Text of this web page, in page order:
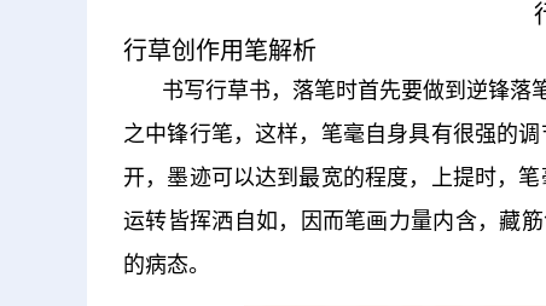
行草创作用笔解析
书写行草书，落笔时首先要做到逆锋落
之中锋行笔，这样，笔毫自身具有很强的
开，墨迹可以达到最宽的程度，上提时，
运转皆挥洒自如，因而笔画力量内含，藏
的病态。